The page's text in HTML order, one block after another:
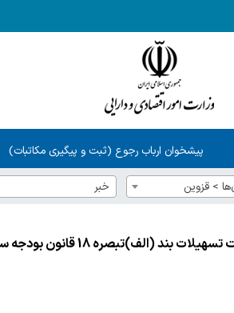
پیشخوان ارباب رجوع (ثبت و پیگیری مکاتبات)
> قزوين خبر
18 قانون بودجه سال1400 برگزارشد